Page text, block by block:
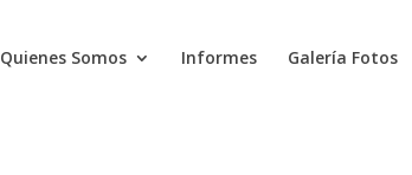
Quienes Somos Informes Galería Fotos